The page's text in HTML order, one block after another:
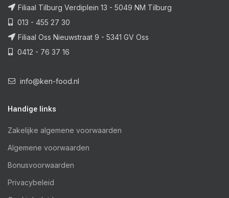
Filiaal Tilburg Verdiplein 13 - 5049 NM Tilburg
013 - 455 27 30
Filiaal Oss Nieuwstraat 9 - 5341 GV Oss
0412 - 76 37 16
info@ken-food.nl
Handige links
Zakelijke algemene voorwaarden
Algemene voorwaarden
Bonusvoorwaarden
Privacybeleid